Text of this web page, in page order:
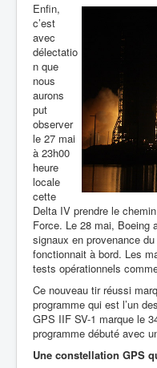
Enfin,
c’est
avec
délectatio
n que
nous
aurons
put
observer
le 27 mai
à 23h00
heure
locale
cette
Delta IV prendre le
Force. Le 28 mai, Boeing
signaux en provenance
fonctionnait à bord. Les
tests opérationnels
Ce nouveau tir réussi
programme qui est l’un
GPS IIF SV-1 marque le
programme débuté avec
Une constellation GPS